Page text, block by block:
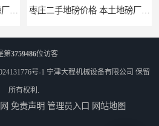
第3759486位访客
号-1 宁津大程机械设备有限公司 保留
所有权利.
免责声明 管理员入口 网站地图